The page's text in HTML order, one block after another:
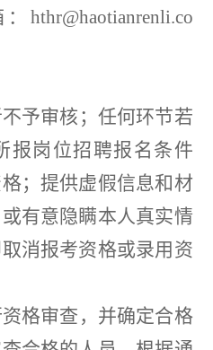
hthr@haotianrenli.co
予审核；任何环节若
报岗位招聘报名条件
；提供虚假信息和材
有意隐瞒本人真实情
消报考资格或录用资
格审查，并确定合格